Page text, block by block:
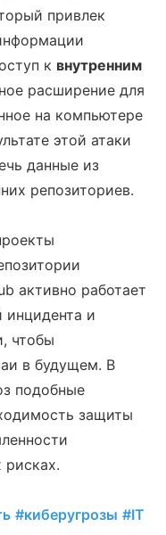
привлек
к внутренним
расширение для
на компьютере
этой атаки
данные из
репозиториев.
активно работает
инцидента и
чтобы
в будущем. В
подобные
защиты
рисках.
#киберугрозы #IT